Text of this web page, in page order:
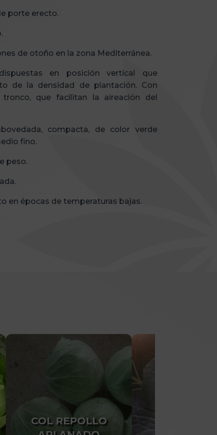
porte erecto.
de otoño en la zona Mediterránea.
en posición vertical que
de la densidad de plantación. Con
que facilitan la aireación del
compacta, de color verde
fino.
peso.
en épocas de temperaturas bajas.
COL REPOLLO